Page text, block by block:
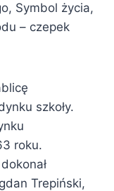
Symbol życia,
– czepek
szkoły.
roku.
Trepiński,